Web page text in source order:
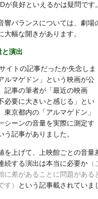
が良好といえるかは疑問です。
響バランスについては、劇
大幅な開きがあります。
と演出
イトの記事だったか失念しま
ルマゲドン」という映画が公
記事の筆者が「最近の映画
必要に大きいと感じる」とい
東京都内の「アルマゲドン」
シーンの音量を実際に測定す
う記事がありました。
を上げて、上映館ごとの音
続する演出は本当に必要か
に差があることに問題があ
す）
という記事載されていま